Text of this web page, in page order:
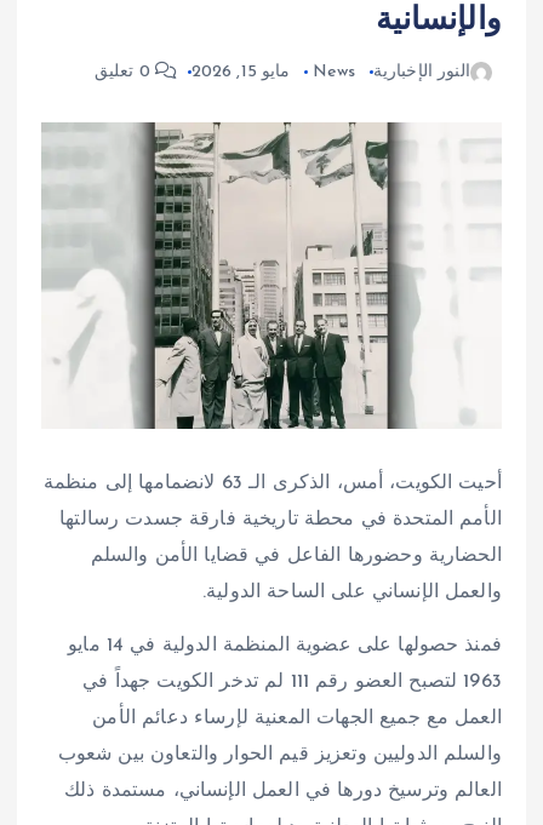
والإنسانية
النور الإخبارية News مايو 15, 2026 0 تعليق
أحيت الكويت، أمس، الذكرى الـ 63 لانضمامها إلى منظمة
الأمم المتحدة في محطة تاريخية فارقة جسدت رسالتها
الحضارية وحضورها الفاعل في قضايا الأمن والسلم
والعمل الإنساني على الساحة الدولية.
فمنذ حصولها على عضوية المنظمة الدولية في 14 مايو
1963 لتصبح العضو رقم 111 لم تدخر الكويت جهداً في
العمل مع جميع الجهات المعنية لإرساء دعائم الأمن
والسلم الدوليين وتعزيز قيم الحوار والتعاون بين شعوب
العالم وترسيخ دورها في العمل الإنساني، مستمدة ذلك